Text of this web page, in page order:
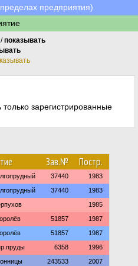
предприятия)
/показывать
зарегистрированные
Зав.№ Постр.
37440 1983
37440 1983
1985
51857 1987
51857 1987
6358 1996
243533 2007